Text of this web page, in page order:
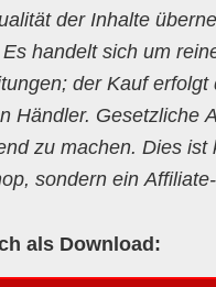
der Inhalte
handelt sich um
der Kauf erfolgt
Händler. Gesetzliche
zu machen. Dies ist
sondern ein
als Download: